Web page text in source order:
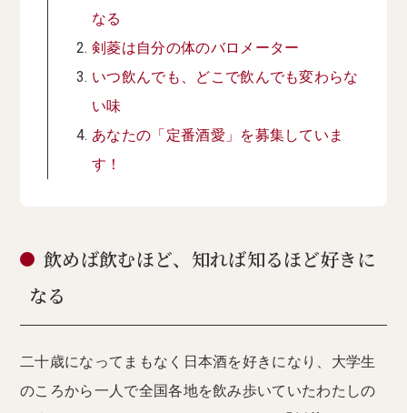
なる
剣菱は自分の体のバロメーター
いつ飲んでも、どこで飲んでも変わらな
い味
あなたの「定番酒愛」を募集していま
す！
飲めば飲むほど、知れば知るほど好きに
なる
二十歳になってまもなく日本酒を好きになり、大学生
のころから一人で全国各地を飲み歩いていたわたしの